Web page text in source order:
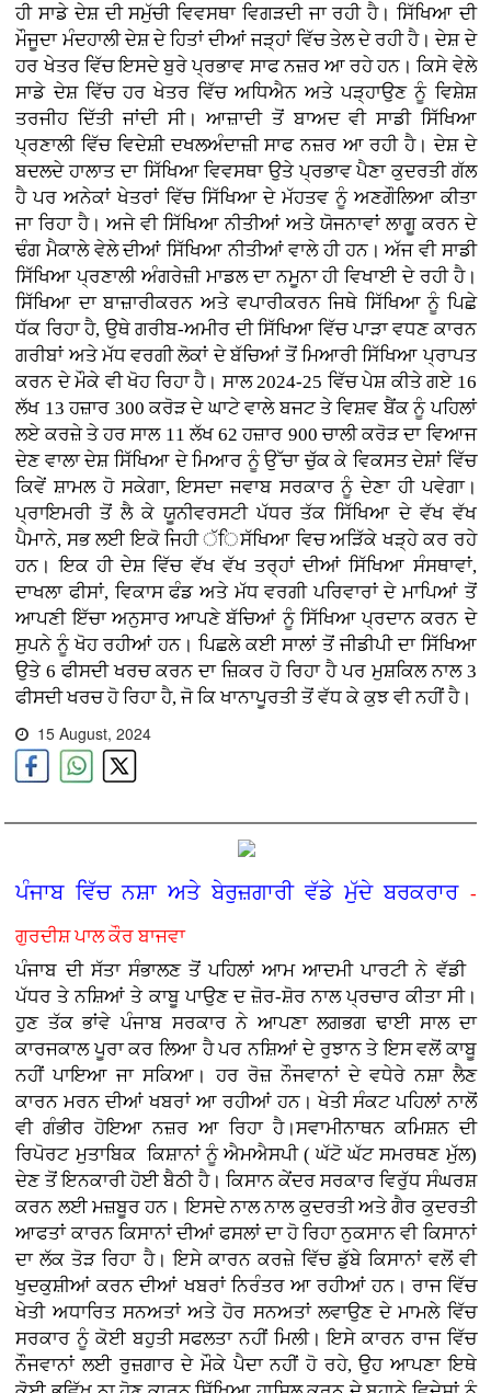
ਹੀ ਸਾਡੇ ਦੇਸ਼ ਦੀ ਸਮੁੱਚੀ ਵਿਵਸਥਾ ਵਿਗੜਦੀ ਜਾ ਰਹੀ ਹੈ। ਸਿੱਖਿਆ ਦੀ
ਮੌਜੂਦਾ ਮੰਦਹਾਲੀ ਦੇਸ਼ ਦੇ ਹਿਤਾਂ ਦੀਆਂ ਜੜ੍ਹਾਂ ਵਿੱਚ ਤੇਲ ਦੇ ਰਹੀ ਹੈ। ਦੇਸ਼ ਦੇ
ਹਰ ਖੇਤਰ ਵਿੱਚ ਇਸਦੇ ਬੁਰੇ ਪ੍ਰਭਾਵ ਸਾਫ ਨਜ਼ਰ ਆ ਰਹੇ ਹਨ। ਕਿਸੇ ਵੇਲੇ
ਸਾਡੇ ਦੇਸ਼ ਵਿੱਚ ਹਰ ਖੇਤਰ ਵਿੱਚ ਅਧਿਐਨ ਅਤੇ ਪੜ੍ਹਾਉਣ ਨੂੰ ਵਿਸ਼ੇਸ਼
ਤਰਜੀਹ ਦਿੱਤੀ ਜਾਂਦੀ ਸੀ। ਆਜ਼ਾਦੀ ਤੋਂ ਬਾਅਦ ਵੀ ਸਾਡੀ ਸਿੱਖਿਆ
ਪ੍ਰਣਾਲੀ ਵਿੱਚ ਵਿਦੇਸ਼ੀ ਦਖਲਅੰਦਾਜ਼ੀ ਸਾਫ ਨਜ਼ਰ ਆ ਰਹੀ ਹੈ। ਦੇਸ਼ ਦੇ
ਬਦਲਦੇ ਹਾਲਾਤ ਦਾ ਸਿੱਖਿਆ ਵਿਵਸਥਾ ਉਤੇ ਪ੍ਰਭਾਵ ਪੈਣਾ ਕੁਦਰਤੀ ਗੱਲ
ਹੈ ਪਰ ਅਨੇਕਾਂ ਖੇਤਰਾਂ ਵਿੱਚ ਸਿੱਖਿਆ ਦੇ ਮੱਹਤਵ ਨੂੰ ਅਣਗੌਲਿਆ ਕੀਤਾ
ਜਾ ਰਿਹਾ ਹੈ। ਅਜੇ ਵੀ ਸਿੱਖਿਆ ਨੀਤੀਆਂ ਅਤੇ ਯੋਜਨਾਵਾਂ ਲਾਗੂ ਕਰਨ ਦੇ
ਢੰਗ ਮੈਕਾਲੇ ਵੇਲੇ ਦੀਆਂ ਸਿੱਖਿਆ ਨੀਤੀਆਂ ਵਾਲੇ ਹੀ ਹਨ। ਅੱਜ ਵੀ ਸਾਡੀ
ਸਿੱਖਿਆ ਪ੍ਰਣਾਲੀ ਅੰਗਰੇਜ਼ੀ ਮਾਡਲ ਦਾ ਨਮੂਨਾ ਹੀ ਵਿਖਾਈ ਦੇ ਰਹੀ ਹੈ।
ਸਿੱਖਿਆ ਦਾ ਬਾਜ਼ਾਰੀਕਰਨ ਅਤੇ ਵਪਾਰੀਕਰਨ ਜਿਥੇ ਸਿੱਖਿਆ ਨੂੰ ਪਿਛੇ
ਧੱਕ ਰਿਹਾ ਹੈ, ਉਥੇ ਗਰੀਬ-ਅਮੀਰ ਦੀ ਸਿੱਖਿਆ ਵਿੱਚ ਪਾੜਾ ਵਧਣ ਕਾਰਨ
ਗਰੀਬਾਂ ਅਤੇ ਮੱਧ ਵਰਗੀ ਲੋਕਾਂ ਦੇ ਬੱਚਿਆਂ ਤੋਂ ਮਿਆਰੀ ਸਿੱਖਿਆ ਪ੍ਰਾਪਤ
ਕਰਨ ਦੇ ਮੌਕੇ ਵੀ ਖੋਹ ਰਿਹਾ ਹੈ। ਸਾਲ 2024-25 ਵਿੱਚ ਪੇਸ਼ ਕੀਤੇ ਗਏ 16
ਲੱਖ 13 ਹਜ਼ਾਰ 300 ਕਰੋੜ ਦੇ ਘਾਟੇ ਵਾਲੇ ਬਜਟ ਤੇ ਵਿਸ਼ਵ ਬੈਂਕ ਨੂੰ ਪਹਿਲਾਂ
ਲਏ ਕਰਜ਼ੇ ਤੇ ਹਰ ਸਾਲ 11 ਲੱਖ 62 ਹਜ਼ਾਰ 900 ਚਾਲੀ ਕਰੋੜ ਦਾ ਵਿਆਜ
ਦੇਣ ਵਾਲਾ ਦੇਸ਼ ਸਿੱਖਿਆ ਦੇ ਮਿਆਰ ਨੂੰ ਉੱਚਾ ਚੁੱਕ ਕੇ ਵਿਕਸਤ ਦੇਸ਼ਾਂ ਵਿੱਚ
ਕਿਵੇਂ ਸ਼ਾਮਲ ਹੋ ਸਕੇਗਾ, ਇਸਦਾ ਜਵਾਬ ਸਰਕਾਰ ਨੂੰ ਦੇਣਾ ਹੀ ਪਵੇਗਾ।
ਪ੍ਰਾਇਮਰੀ ਤੋਂ ਲੈ ਕੇ ਯੂਨੀਵਰਸਟੀ ਪੱਧਰ ਤੱਕ ਸਿੱਖਿਆ ਦੇ ਵੱਖ ਵੱਖ
ਪੈਮਾਨੇ, ਸਭ ਲਈ ਇਕੋ ਜਿਹੀ ੱਿਸੱਖਿਆ ਵਿਚ ਅੜਿੱਕੇ ਖੜ੍ਹੇ ਕਰ ਰਹੇ
ਹਨ। ਇਕ ਹੀ ਦੇਸ਼ ਵਿੱਚ ਵੱਖ ਵੱਖ ਤਰ੍ਹਾਂ ਦੀਆਂ ਸਿੱਖਿਆ ਸੰਸਥਾਵਾਂ,
ਦਾਖਲਾ ਫੀਸਾਂ, ਵਿਕਾਸ ਫੰਡ ਅਤੇ ਮੱਧ ਵਰਗੀ ਪਰਿਵਾਰਾਂ ਦੇ ਮਾਪਿਆਂ ਤੋਂ
ਆਪਣੀ ਇੱਚਾ ਅਨੁਸਾਰ ਆਪਣੇ ਬੱਚਿਆਂ ਨੂੰ ਸਿੱਖਿਆ ਪ੍ਰਦਾਨ ਕਰਨ ਦੇ
ਸੁਪਨੇ ਨੂੰ ਖੋਹ ਰਹੀਆਂ ਹਨ। ਪਿਛਲੇ ਕਈ ਸਾਲਾਂ ਤੋਂ ਜੀਡੀਪੀ ਦਾ ਸਿੱਖਿਆ
ਉਤੇ 6 ਫੀਸਦੀ ਖਰਚ ਕਰਨ ਦਾ ਜ਼ਿਕਰ ਹੋ ਰਿਹਾ ਹੈ ਪਰ ਮੁਸ਼ਕਿਲ ਨਾਲ 3
ਫੀਸਦੀ ਖਰਚ ਹੋ ਰਿਹਾ ਹੈ, ਜੋ ਕਿ ਖਾਨਾਪੂਰਤੀ ਤੋਂ ਵੱਧ ਕੇ ਕੁਝ ਵੀ ਨਹੀਂ ਹੈ।
15 August, 2024
ਪੰਜਾਬ ਵਿੱਚ ਨਸ਼ਾ ਅਤੇ ਬੇਰੁਜ਼ਗਾਰੀ ਵੱਡੇ ਮੁੱਦੇ ਬਰਕਰਾਰ -
ਗੁਰਦੀਸ਼ ਪਾਲ ਕੌਰ ਬਾਜਵਾ
ਪੰਜਾਬ ਦੀ ਸੱਤਾ ਸੰਭਾਲਣ ਤੋਂ ਪਹਿਲਾਂ ਆਮ ਆਦਮੀ ਪਾਰਟੀ ਨੇ ਵੱਡੀ
ਪੱਧਰ ਤੇ ਨਸ਼ਿਆਂ ਤੇ ਕਾਬੂ ਪਾਉਣ ਦ ਜ਼ੋਰ-ਸ਼ੋਰ ਨਾਲ ਪ੍ਰਚਾਰ ਕੀਤਾ ਸੀ।
ਹੁਣ ਤੱਕ ਭਾਂਵੇ ਪੰਜਾਬ ਸਰਕਾਰ ਨੇ ਆਪਣਾ ਲਗਭਗ ਢਾਈ ਸਾਲ ਦਾ
ਕਾਰਜਕਾਲ ਪੂਰਾ ਕਰ ਲਿਆ ਹੈ ਪਰ ਨਸ਼ਿਆਂ ਦੇ ਰੁਝਾਨ ਤੇ ਇਸ ਵਲੋਂ ਕਾਬੂ
ਨਹੀਂ ਪਾਇਆ ਜਾ ਸਕਿਆ। ਹਰ ਰੋਜ਼ ਨੌਜਵਾਨਾਂ ਦੇ ਵਧੇਰੇ ਨਸ਼ਾ ਲੈਣ
ਕਾਰਨ ਮਰਨ ਦੀਆਂ ਖਬਰਾਂ ਆ ਰਹੀਆਂ ਹਨ। ਖੇਤੀ ਸੰਕਟ ਪਹਿਲਾਂ ਨਾਲੋਂ
ਵੀ ਗੰਭੀਰ ਹੋਇਆ ਨਜ਼ਰ ਆ ਰਿਹਾ ਹੈ।ਸਵਾਮੀਨਾਥਨ ਕਮਿਸ਼ਨ ਦੀ
ਰਿਪੋਰਟ ਮੁਤਾਬਿਕ ਕਿਸ਼ਾਨਾਂ ਨੂੰ ਐਮਐਸਪੀ ( ਘੱਟੋ ਘੱਟ ਸਮਰਥਣ ਮੁੱਲ)
ਦੇਣ ਤੋਂ ਇਨਕਾਰੀ ਹੋਈ ਬੈਠੀ ਹੈ। ਕਿਸਾਨ ਕੇਂਦਰ ਸਰਕਾਰ ਵਿਰੁੱਧ ਸੰਘਰਸ਼
ਕਰਨ ਲਈ ਮਜ਼ਬੂਰ ਹਨ। ਇਸਦੇ ਨਾਲ ਨਾਲ ਕੁਦਰਤੀ ਅਤੇ ਗੈਰ ਕੁਦਰਤੀ
ਆਫਤਾਂ ਕਾਰਨ ਕਿਸਾਨਾਂ ਦੀਆਂ ਫਸਲਾਂ ਦਾ ਹੋ ਰਿਹਾ ਨੁਕਸਾਨ ਵੀ ਕਿਸਾਨਾਂ
ਦਾ ਲੱਕ ਤੋੜ ਰਿਹਾ ਹੈ। ਇਸੇ ਕਾਰਨ ਕਰਜ਼ੇ ਵਿੱਚ ਡੁੱਬੇ ਕਿਸਾਨਾਂ ਵਲੋਂ ਵੀ
ਖੁਦਕੁਸ਼ੀਆਂ ਕਰਨ ਦੀਆਂ ਖਬਰਾਂ ਨਿਰੰਤਰ ਆ ਰਹੀਆਂ ਹਨ। ਰਾਜ ਵਿੱਚ
ਖੇਤੀ ਅਧਾਰਿਤ ਸਨਅਤਾਂ ਅਤੇ ਹੋਰ ਸਨਅਤਾਂ ਲਵਾਉਣ ਦੇ ਮਾਮਲੇ ਵਿੱਚ
ਸਰਕਾਰ ਨੂੰ ਕੋਈ ਬਹੁਤੀ ਸਫਲਤਾ ਨਹੀਂ ਮਿਲੀ। ਇਸੇ ਕਾਰਨ ਰਾਜ ਵਿੱਚ
ਨੌਜਵਾਨਾਂ ਲਈ ਰੁਜ਼ਗਾਰ ਦੇ ਮੌਕੇ ਪੈਦਾ ਨਹੀਂ ਹੋ ਰਹੇ, ਉਹ ਆਪਣਾ ਇਥੇ